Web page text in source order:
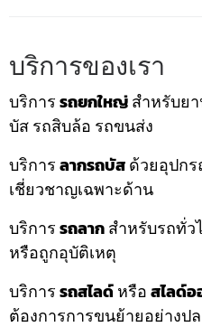
บริการของเรา
บริการรถยกใหญ่สำหรับย
บัส รถสิบล้อ รถขนส่ง
บริการลากรถบัสด้วยอุปก
เชี่ยวชาญเฉพาะด้าน
บริการรถลากสำหรับรถทั่ว
หรือถูกอุบัติเหตุ
บริการรถสไลด์หรือสไลด์
ต้องการการขนย้ายอย่าง